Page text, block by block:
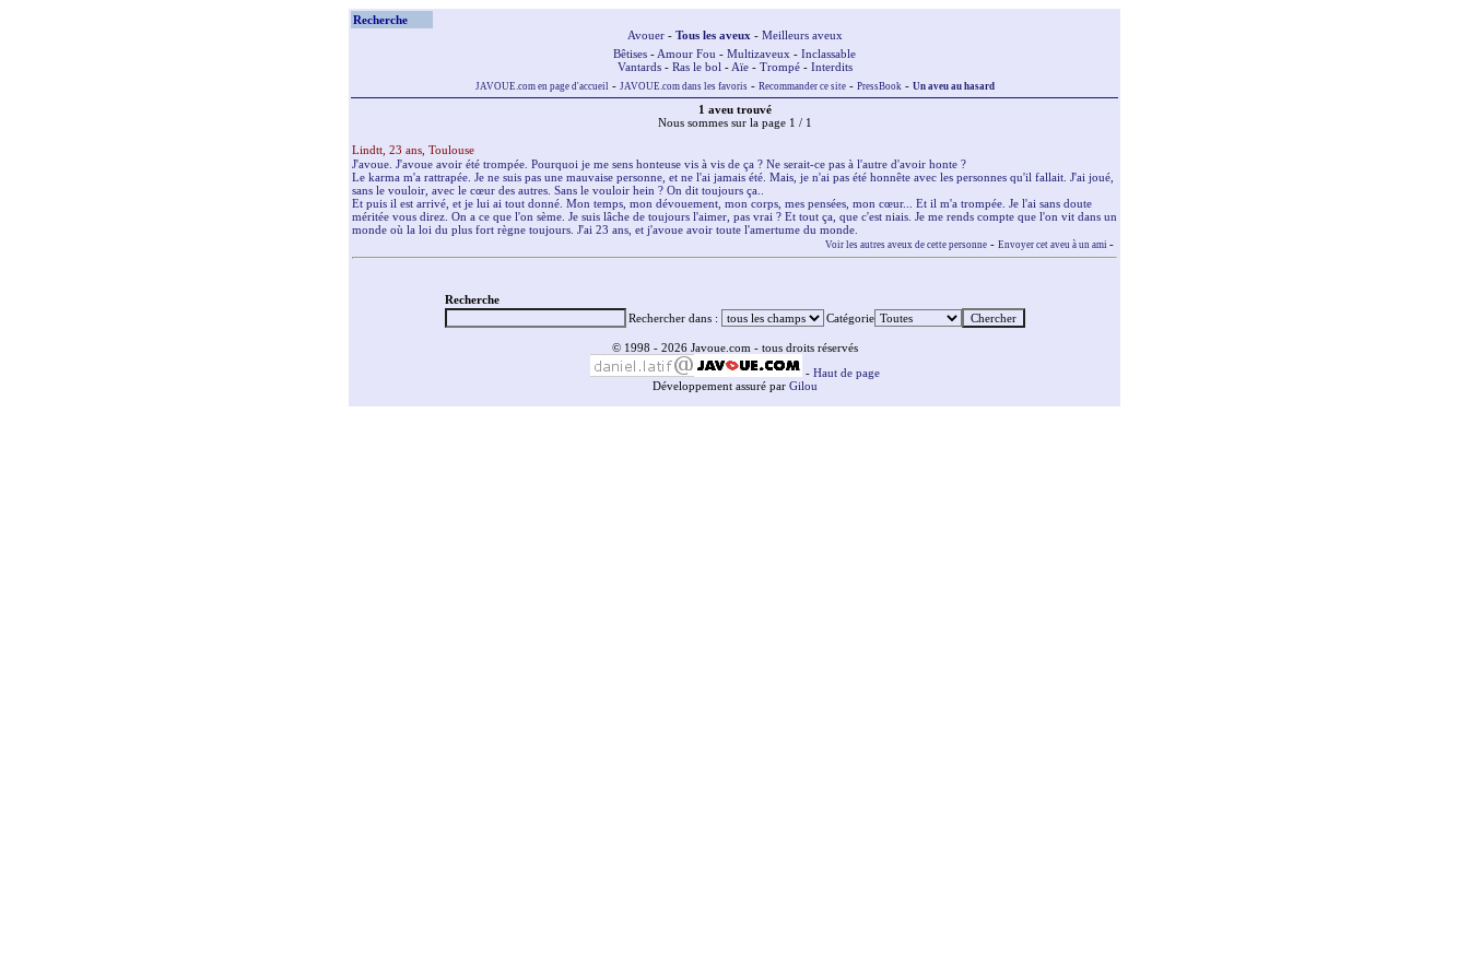
Recherche
Avouer - Tous les aveux - Meilleurs aveux
Bêtises - Amour Fou - Multizaveux - Inclassable
Vantards- Ras le bol - Aïe- Trompé- Interdits
JAVOUE.com en page d'accueil - JAVOUE.com dans les favoris- Recommander ce site- PressBook - Un aveu au hasard
1 aveu trouvé
Nous sommes sur la page 1 / 1
Lindtt, 23 ans, Toulouse
J'avoue. J'avoue avoir été trompée. Pourquoi je me sens honteuse vis à vis de ça ? Ne serait-ce pas à l'autre d'avoir honte ?
Le karma m'a rattrapée. Je ne suis pas une mauvaise personne, et ne l'ai jamais été. Mais, je n'ai pas été honnête avec les personnes qu'il fallait. J'ai joué,
sans le vouloir, avec le cœur des autres. Sans le vouloir hein ? On dit toujours ça..
Et puis il est arrivé, et je lui ai tout donné. Mon temps, mon dévouement, mon corps, mes pensées, mon cœur... Et il m'a trompée. Je l'ai sans doute
méritée vous direz. On a ce que l'on sème. Je suis lâche de toujours l'aimer, pas vrai ? Et tout ça, que c'est niais. Je me rends compte que l'on vit dans un
monde où la loi du plus fort règne toujours. J'ai 23 ans, et j'avoue avoir toute l'amertume du monde.
Voir les autres aveux de cette personne - Envoyer cet aveu à un ami -
Recherche
Rechercher dans :
Catégorie
© 1998 - 2026 Javoue.com - tous droits réservés
- Haut de page
Développement assuré par Gilou